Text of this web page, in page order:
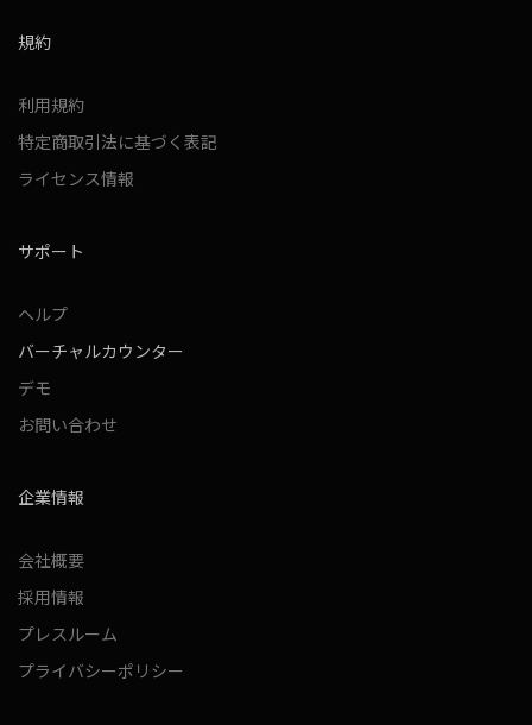
規約
利用規約
特定商取引法に基づく表記
ライセンス情報
サポート
ヘルプ
バーチャルカウンター
デモ
お問い合わせ
企業情報
会社概要
採用情報
プレスルーム
プライバシーポリシー